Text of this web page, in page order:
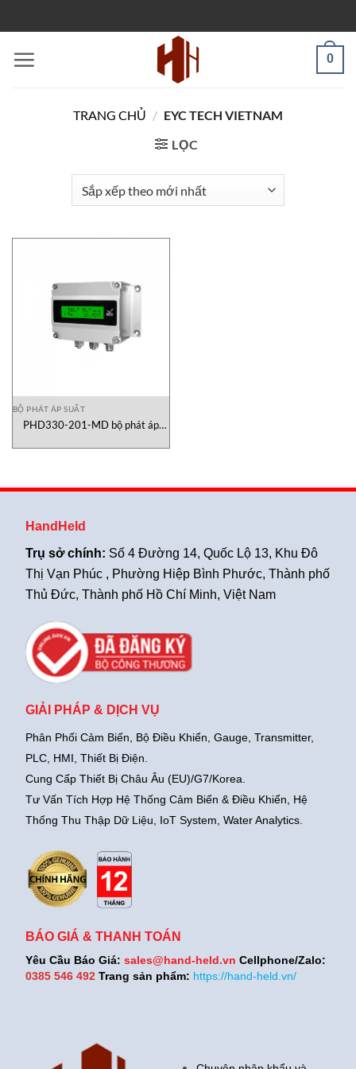
qua
nội
dung
0
TRANG CHỦ / EYC TECH VIETNAM
LỌC
BỘ PHÁT ÁP SUẤT
PHD330-201-MD bộ phát áp
HandHeld
Trụ sở chính: Số 4 Đường 14, Quốc Lộ 13, Khu Đô
Thị Vạn Phúc , Phường Hiệp Bình Phước, Thành phố
Thủ Đức, Thành phố Hồ Chí Minh, Việt Nam
GIẢI PHÁP & DỊCH VỤ
Phân Phối Cảm Biến, Bộ Điều Khiển, Gauge, Transmitter,
PLC, HMI, Thiết Bị Điện.
Cung Cấp Thiết Bị Châu Âu (EU)/G7/Korea.
Tư Vấn Tích Hợp Hệ Thống Cảm Biến & Điều Khiển, Hệ
Thống Thu Thập Dữ Liệu, IoT System, Water Analytics.
BÁO GIÁ & THANH TOÁN
Yêu Cầu Báo Giá: sales@hand-held.vn Cellphone/Zalo:
0385 546 492Trang sản phẩm: https://hand-held.vn/